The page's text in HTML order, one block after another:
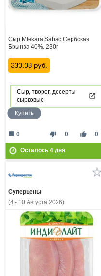
Сыр Mlekara Sabac Сербская
Брынза 40%, 230г
339.98 руб.
Сыр, творог, десерты
сырковые
Купить
thumb_down 0 thumb_up 0
mode_comment 0
Осталось 4дня
Суперцены
(4 - 10 Августа 2026)